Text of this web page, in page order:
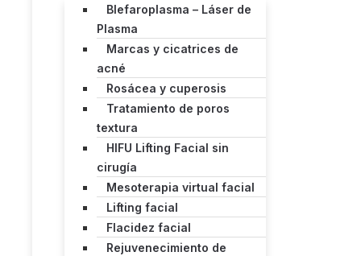
Blefaroplasma – Láser de
Plasma
Marcas y cicatrices de
acné
Rosácea y cuperosis
Tratamiento de poros
textura
HIFU Lifting Facial sin
cirugía
Mesoterapia virtual facial
Lifting facial
Flacidez facial
Rejuvenecimiento de